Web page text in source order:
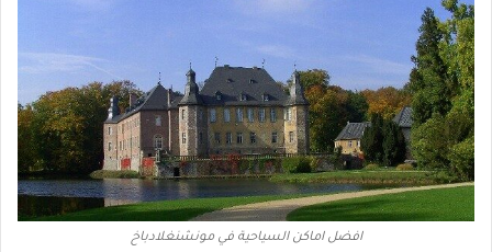
افضل اماكن السياحية في مونشنغلادباخ